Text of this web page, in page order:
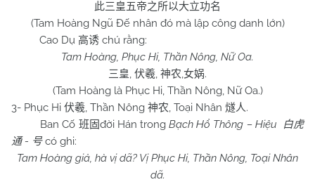
此三皇五帝之所以大立功名
(Tam Hoàng Ngũ Đế nhân đó mà lập công danh lớn)
Cao Dụ 高诱 chú rằng:
Tam Hoàng, Phục Hi, Thần Nông, Nữ Oa.
三皇, 伏羲, 神农,女娲.
(Tam Hoàng là Phục Hi, Thần Nông, Nữ Oa.)
3- Phục Hi 伏羲, Thần Nông 神农, Toại Nhân 燧人.
Ban Cố 班固đời Hán trongBạch Hổ Thông – Hiệu
白虎
通- 号 có ghi:
Tam Hoàng giả, hà vị dã? Vị Phục Hi, Thần Nông, Toại Nhân
dã.